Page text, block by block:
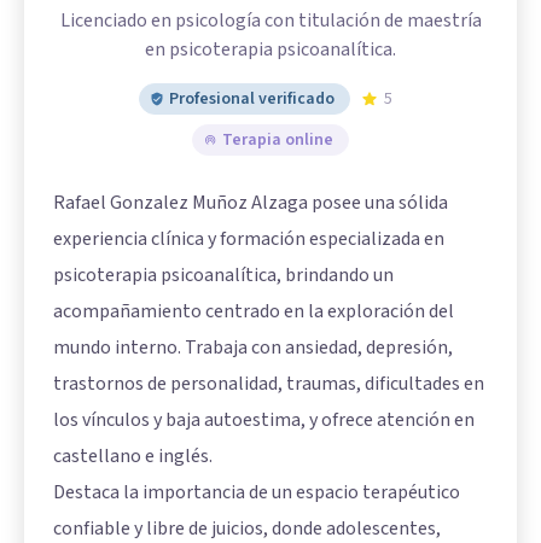
Licenciado en psicología con titulación de maestría
en psicoterapia psicoanalítica.
Profesional verificado
5
Terapia online
Rafael Gonzalez Muñoz Alzaga posee una sólida
experiencia clínica y formación especializada en
psicoterapia psicoanalítica, brindando un
acompañamiento centrado en la exploración del
mundo interno. Trabaja con ansiedad, depresión,
trastornos de personalidad, traumas, dificultades en
los vínculos y baja autoestima, y ofrece atención en
castellano e inglés.
Destaca la importancia de un espacio terapéutico
confiable y libre de juicios, donde adolescentes,